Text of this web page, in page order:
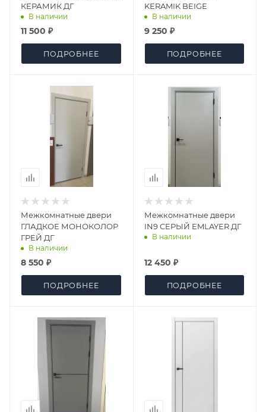
КЕРАМИК ДГ
В наличии
11 500 ₽
ПОДРОБНЕЕ
KERAMIK BEIGE
В наличии
9 250 ₽
ПОДРОБНЕЕ
Межкомнатные двери
ГЛАДКОЕ МОНОКОЛОР
ГРЕЙ ДГ
В наличии
8 550 ₽
ПОДРОБНЕЕ
Межкомнатные двери
IN9 СЕРЫЙ EMLAYER ДГ
В наличии
12 450 ₽
ПОДРОБНЕЕ